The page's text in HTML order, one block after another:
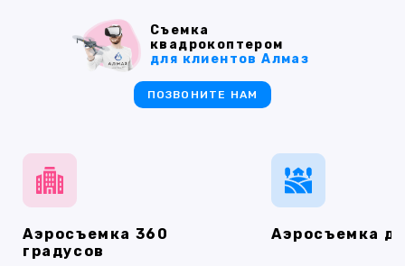
Аэросъемка 360
градусов
Аэросъемка
Съемка
квадрокоптером
для клиентов Алмаз
ПОЗВОНИТЕ НАМ